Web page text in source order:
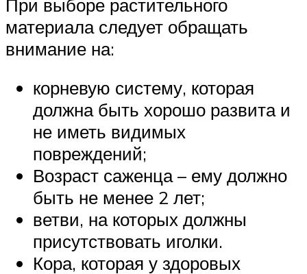
При выборе растительного
материала следует обращать
внимание на:
корневую систему, которая
должна быть хорошо развита и
не иметь видимых
повреждений;
Возраст саженца – ему должно
быть не менее 2 лет;
ветви, на которых должны
присутствовать иголки.
Кора, которая у здоровых